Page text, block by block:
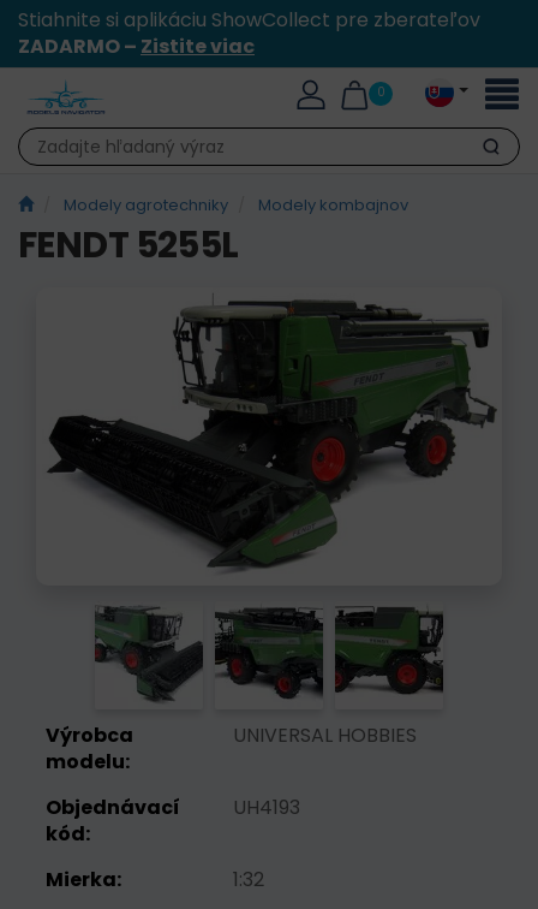
Stiahnite si aplikáciu ShowCollect pre zberateľov
ZADARMO – Zistite viac
0
Hľadať
Modely agrotechniky Modely kombajnov
FENDT 5255L
Výrobca
modelu:
UNIVERSAL HOBBIES
Objednávací
kód:
UH4193
Mierka:
1:32